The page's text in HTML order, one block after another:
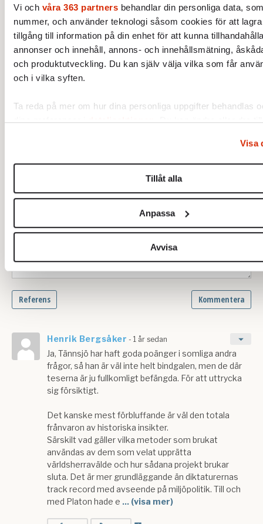
Vi och våra 363 partners behandlar din personliga data,
nummer, och använder teknologi såsom cookies för att
tillgång till information på din enhet för att kunna
annonser och innehåll, annons- och innehållsmätning,
och produktutveckling. Du kan själv välja vilka som får
och i vilka syften.
Ta reda på mer om hur dina personliga uppgifter behandlas
dina preferenser idetaljsektionen. Du kan ändra eller dra
Vi använder enhetsidentifierare för att anpassa innehållet och
annonserna till användarna, tillhandahålla funktioner för
och analysera vår trafik. Vi vidarebefordrar även sådana
analysföretag som vi samarbetar med. Dessa kan i sin tur
informationen med annan information som du har
de har samlat in när du har använt deras tjänster.
Om du vill läsa mer om hur vi hanterar personuppgifter kan
Visa
Tillåt alla
Anpassa
Avvisa
***
Läs även: Sten Widmalm: ”Självcensur är ett
problem, även för DN”
en värderingsfråga